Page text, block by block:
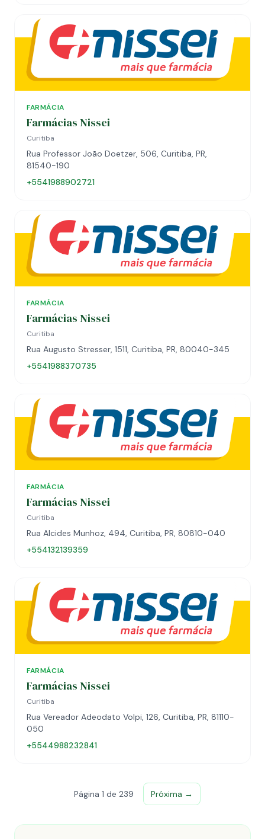
FARMÁCIA
Farmácias Nissei
Curitiba
Rua Professor João Doetzer, 506, Curitiba, PR,
81540-190
+5541988902721
FARMÁCIA
Farmácias Nissei
Curitiba
Rua Augusto Stresser, 1511, Curitiba, PR, 80040-345
+5541988370735
FARMÁCIA
Farmácias Nissei
Curitiba
Rua Alcides Munhoz, 494, Curitiba, PR, 80810-040
+554132139359
FARMÁCIA
Farmácias Nissei
Curitiba
Rua Vereador Adeodato Volpi, 126, Curitiba, PR, 81110-
050
+5544988232841
Página 1 de 239 Próxima →